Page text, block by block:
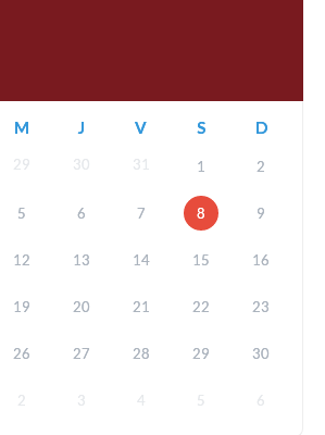
M J V S D
29 30 31 1 2
5 6 7 8 9
12 13 14 15 16
19 20 21 22 23
26 27 28 29 30
2 3 4 5 6